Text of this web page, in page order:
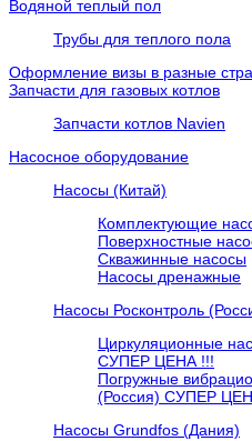
Водяной теплый пол
Трубы для теплого пола
Оформление визы в разные
Запчасти для газовых котлов
Запчасти котлов Navien
Насосное оборудование
Насосы (Китай)
Комплектующие
Поверхностные
Скважинные насосы
Насосы дренажные
Насосы Росконтроль
Циркуляционные
СУПЕР ЦЕНА !!!
Погружные
(Россия) СУПЕР
Насосы Grundfos (Дания)